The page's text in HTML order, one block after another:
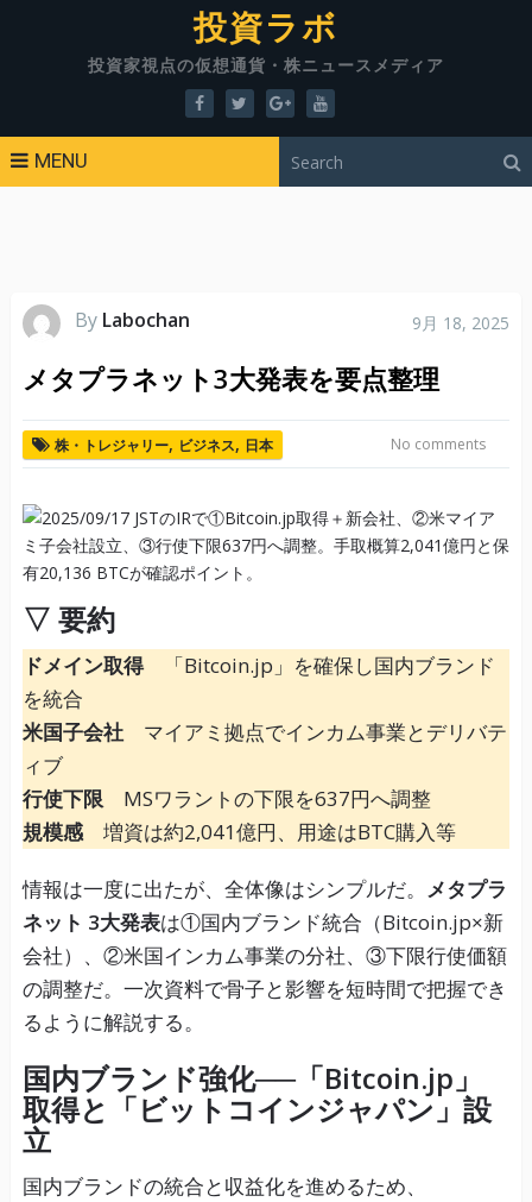
投資ラボ
投資家視点の仮想通貨・株ニュースメディア
MENU
By Labochan 9月 18, 2025
メタプラネット3大発表を要点整理
株・トレジャリー, ビジネス, 日本 No comments
▽ 要約
ドメイン取得「Bitcoin.jp」を確保し国内ブランド
を統合
米国子会社マイアミ拠点でインカム事業とデリバテ
ィブ
行使下限MSワラントの下限を637円へ調整
規模感増資は約2,041億円、用途はBTC購入等
情報は一度に出たが、全体像はシンプルだ。 メタプラ
ネット 3大発表は①国内ブランド統合（Bitcoin.jp×新
会社）、②米国インカム事業の分社、③下限行使価額
の調整だ。一次資料で骨子と影響を短時間で把握でき
るように解説する。
国内ブランド強化──「Bitcoin.jp」
取得と「ビットコインジャパン」設
立
国内ブランドの統合と収益化を進めるため、